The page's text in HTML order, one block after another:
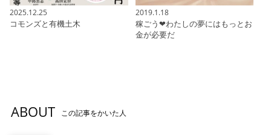
2025.12.25
コモンズと有機土木
2019.1.18
稼ごう❤︎わたしの夢にはもっとお
金が必要だ
ABOUT この記事をかいた人